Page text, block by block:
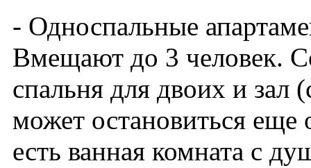
- Односпальные
Вмещают до 3 человек.
спальня для двоих и зал
может остановиться еще
есть ванная комната с